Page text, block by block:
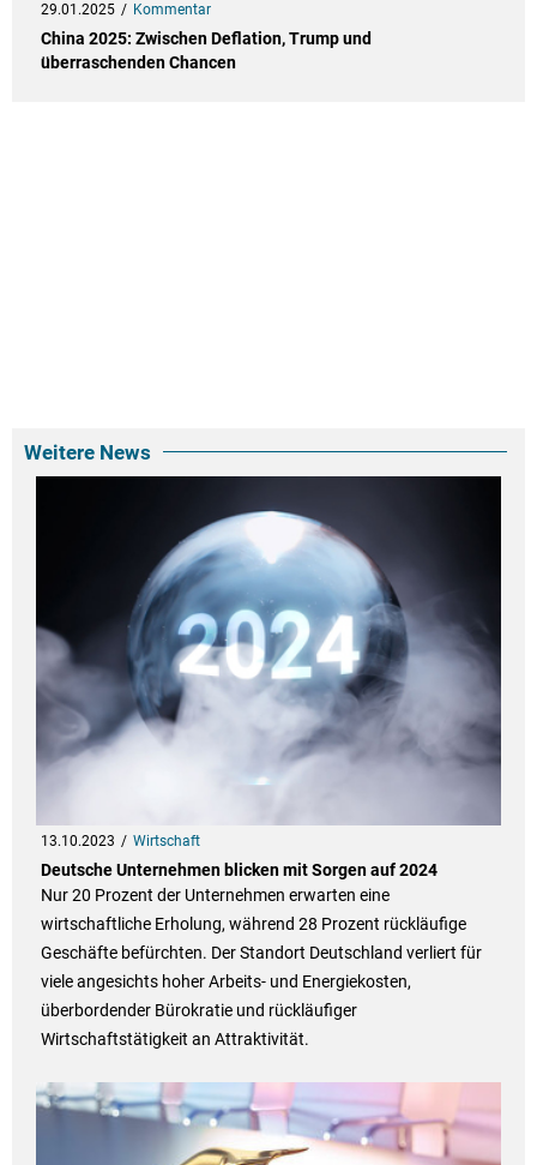
29.01.2025 Kommentar
China 2025: Zwischen Deflation, Trump und
überraschenden Chancen
Weitere News
13.10.2023 Wirtschaft
Deutsche Unternehmen blicken mit Sorgen auf 2024
Nur 20 Prozent der Unternehmen erwarten eine
wirtschaftliche Erholung, während 28 Prozent rückläufige
Geschäfte befürchten. Der Standort Deutschland verliert für
viele angesichts hoher Arbeits- und Energiekosten,
überbordender Bürokratie und rückläufiger
Wirtschaftstätigkeit an Attraktivität.